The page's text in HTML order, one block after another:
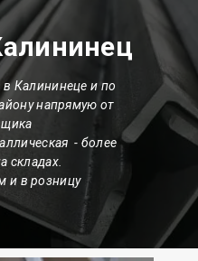
Калининеце и по
напрямую от
- более
складах.
и в розницу